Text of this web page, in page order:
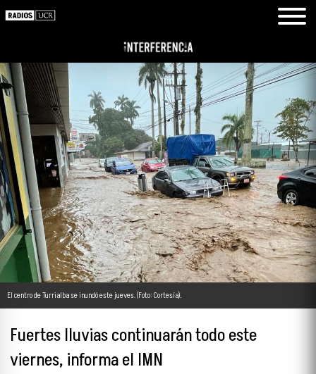
El centro de Turrialba se inundó este jueves. (Foto: Cortesía).
Fuertes lluvias continuarán todo este
viernes, informa el IMN